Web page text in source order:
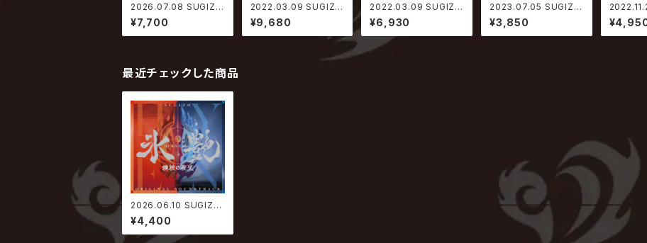
2026.07.08 SUGIZO
/ ONENESS M【生産
限定アナログ盤】
¥7,700
2022.03.09 SUGIZ
O/INORAN / SUGIZO
vs INORAN PRESEN
TS BEST BOUT 202
¥9,680
2022.03.09 SUGIZ
O/INORAN / SUGIZO
vs INORAN PRESEN
TS BEST BOUT 202
1 〜L2/5〜【通常盤】
¥6,930
2023.07.05 SUGIZO
/ And The Chaos is
Killing Me【CD通常
盤】
¥3,850
THE
GLE
【通常盤】
最近チェックした商品
2026.06.10 SUGIZO
/ 氷艶 hyoen 2025 -
鏡紋の夜叉- オリジナ
ル・サウンドトラック
¥4,400